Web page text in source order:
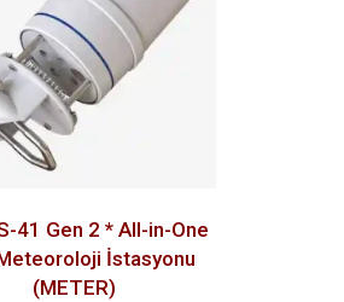
41 Gen 2 * All-in-One
İstasyonu
(METER)